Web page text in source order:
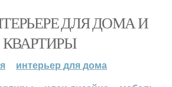
ДЛЯ ДОМА И
КВАРТИРЫ
интерьер для дома